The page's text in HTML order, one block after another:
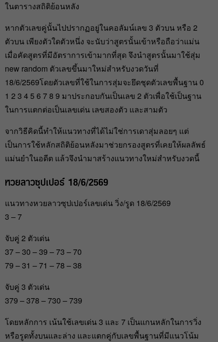
ในตารางสถิติย้อนหลัง
หากตัวเลขคู่นั้นไปปรากฏอยู่ในคอลัมน์เลข 3 ตัวบน หรือ 2
ตัวบน เพียงตัวใดตัวหนึ่ง จะนับว่าสูตรนั้นเข้าหรือถือว่าแม่น
เมื่อคัดสูตรที่มีอัตราการเข้ามากที่สุด จึงนำสูตรนั้นมาใช้สุ่ม
new random ตัวเลขขึ้นมาใหม่สำหรับงวดวันที่
18/6/2569โดยตัวเลขที่ใช้ในการสุ่มจะยึดชุดตัวเลขพื้นฐาน 0
1 2 3 4 5 6 7 8 9 มาประกอบกันเป็นเลข 2 ตัวเพื่อใช้เป็นฐาน
ในการแตกต่อเป็นเลขเด่น เลขสองตัว และสามตัว
จากวิธีคิดนี้ทำให้แนวทางที่ได้ไม่ใช่การเดาสุ่มลอยๆ แต่
เป็นการใช้หลักสถิติย้อนหลังมาช่วยกรองสูตรที่เคยให้ผลลัพธ์
แม่นยำในอดีต แล้วจึงนำมาสร้างแนวทางใหม่สำหรับงวดนี้
หวยลาวซุปเปอร์ 18/6/2569
แนวทางหวยลาวซุปเปอร์เลขเด่น วิ่ง/รูด 18/6/2569
3 – 7
จับคู่ 2 ตัวเด่น
37 – 30 – 39 – 73 – 70
79 – 31 – 71 – 78 – 38
จับคู่ 3 ตัวเด่น
379 – 378 – 730 – 739
โดยหลักการ เน้นใช้เลขเด่น 3 และ 7 เป็นแกนหลักในการวิ่ง
หรือรูดทั้งบนและล่าง และแตกคู่กับเลขพื้นฐานที่มีแนวโน้ม